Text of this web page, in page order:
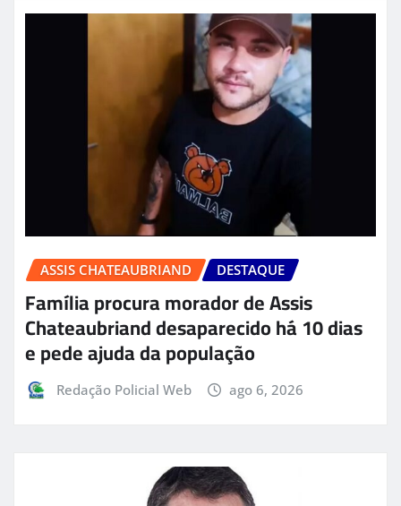
ASSIS CHATEAUBRIAND DESTAQUE
Família procura morador de Assis
Chateaubriand desaparecido há 10 dias
e pede ajuda da população
Redação Policial Web ago 6, 2026